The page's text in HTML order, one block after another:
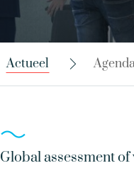
Actueel
Global assessment